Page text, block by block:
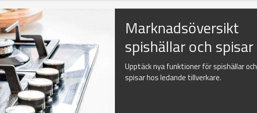
Marknadsöversikt
spishällar och spisar
Upptäck nya funktioner för spishällar och
spisar hos ledande tillverkare.